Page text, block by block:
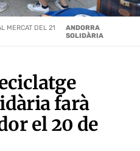
farà
el 20 de
MERCAT DEL 21
ANDORRA
SOLIDÀRIA